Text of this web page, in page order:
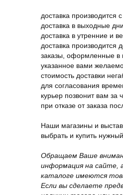
доставка производится
доставка в выходные
доставка в утренние и
доставка производится
заказы, оформленные в
указанное вами
стоимость доставки
для согласования
курьер позвонит вам за
при отказе от заказа
Наши магазины и
выбрать и купить
Обращаем Ваше
информация на сайте,
каталоге имеются
Если вы сделаете